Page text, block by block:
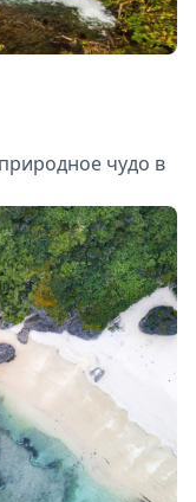
чудо в